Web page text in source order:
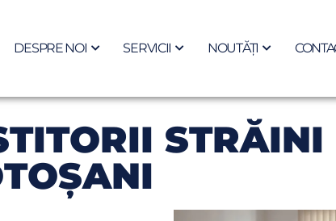
DESPRE NOI SERVICII NOUTĂȚI